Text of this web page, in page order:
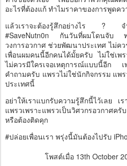
อะไรที่ต้องแก้ ทำไมราคาของการพูดค
แล้วเราจะต้องรู้สึกอย่างไร ?
#SaveNutn0n กันวันที่ผมโดนจับ พ
วงการอวกาศ ช่วยพัฒนาประเทศ ไม่คว
เพื่อนผมคนนี้อีกคนได้มั้ยครับ ไม่ใช่เพ
ไม่ควรมีใครเจอเหตุการณ์แบบนี้อีก เ
คำถามครับ แพรวไม่ใช่นักกิจกรรม แพ
ประเทศนี้
อย่าให้เราแบกรับความรู้สึกนี้ไว้เลย
แพรวเพราะแพรวเป็นวิศวกรอวกาศ
หรือต้องติดคุก
#ปล่อยเพื่อนเรา พรุ่งนี้มันต้องไปรับ
โพสต์เมื่อ 13th October